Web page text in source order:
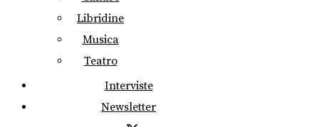
Libridine
Musica
Teatro
Interviste
Newsletter